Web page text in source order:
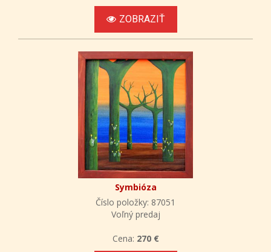
ZOBRAZIŤ
Symbióza
Číslo položky: 87051
Voľný predaj
Cena: 270 €